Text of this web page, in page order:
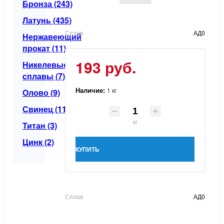
Бронза (243)
Латунь (435)
Нержавеющий
прокат (11)
Никелевые
сплавы (7)
Олово (9)
Свинец (11)
Титан (3)
Цинк (2)
Сплав АД0
193 руб.
Наличие: 1 кг
кг
КУПИТЬ
Сплав АД0